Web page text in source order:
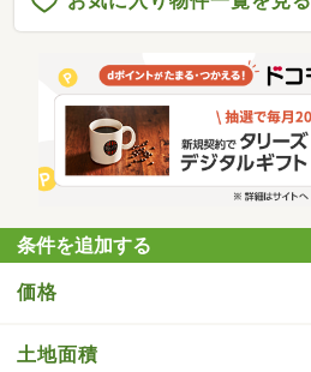
条件を追加する
価格
土地面積